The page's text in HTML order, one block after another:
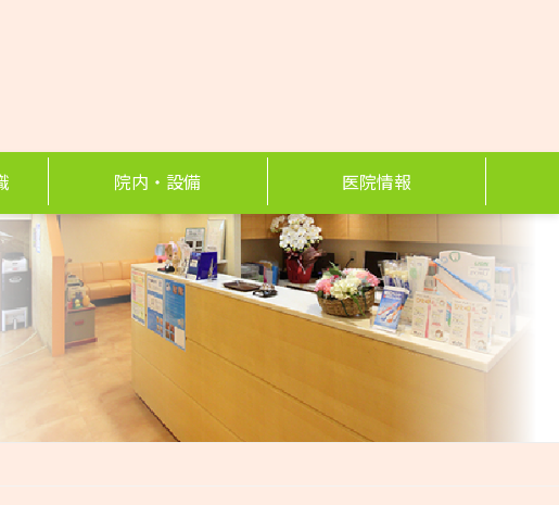
院内・設備 医院情報